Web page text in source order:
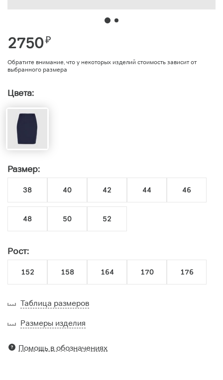
2750₽
Обратите внимание, что у некоторых изделий стоимость зависит от
выбранного размера
Цвета:
Размер:
38 40 42 44 46
48 50 52
Рост:
152 158 164 170 176
Таблица размеров
Размеры изделия
Помощь в обозначениях